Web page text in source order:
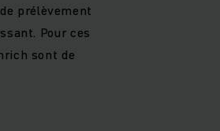
prélèvement
Pour ces
sont de